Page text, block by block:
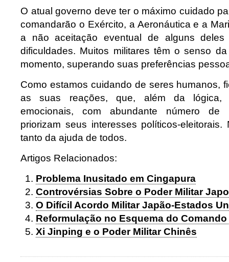
O atual governo deve ter o máximo cuidado
comandarão o Exército, a Aeronáutica e a
a não aceitação eventual de alguns
dificuldades. Muitos militares têm o senso
momento, superando suas preferências
Como estamos cuidando de seres humanos,
as suas reações, que, além da lógica,
emocionais, com abundante número de
priorizam seus interesses políticos-eleitorais.
tanto da ajuda de todos.
Artigos Relacionados:
Problema Inusitado em Cingapura
Controvérsias Sobre o Poder Militar
O Difícil Acordo Militar Japão-Estados
Reformulação no Esquema do
Xi Jinping e o Poder Militar Chinês